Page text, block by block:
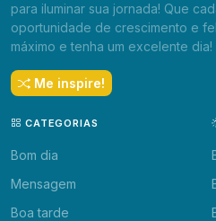
para iluminar sua jornada! Que
oportunidade de crescimento e
máximo e tenha um excelente dia!
Me inspire!
CATEGORIAS
Bom dia
Mensagem
Boa tarde